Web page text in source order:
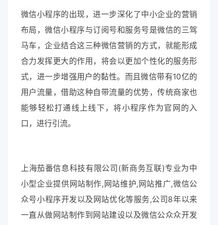
微信小程序的出现，进一步深化了中小企业的营销
布局，微信小程序与订阅号和服务号是微信的三驾
马车，企业结合这三种微信营销的方式，就能形成
合力发挥更大的作用，将会以更加个性化的服务形
式，进一步增强用户的黏性。而且微信带有10亿的
用户流量，借助这种自带流量的优势，传统商家也
能够轻松打通线上线下，将小程序作为官网的入
口，进行引流。
上海茄番信息科技有限公司(新商务互联)专业为中
小型企业提供网站制作,网站维护,网站推广,微信公
众号小程序开发以及网站优化等服务,公司8年以来
一直从做网站制作到网站建设以及微信公众众开发